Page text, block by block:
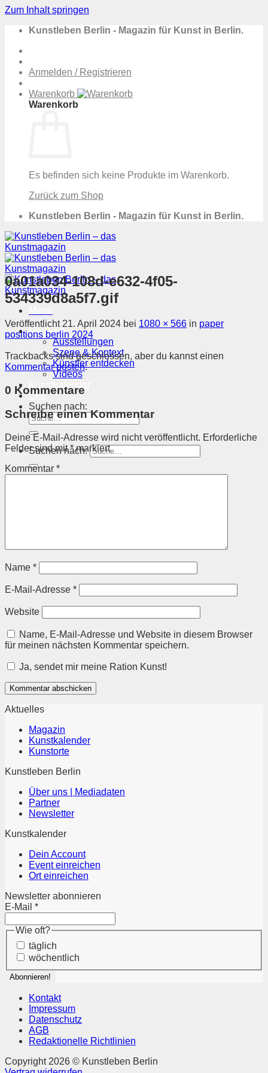
Zum Inhalt springen
Kunstleben Berlin - Magazin für Kunst in Berlin.
Anmelden / Registrieren
Warenkorb
Warenkorb
Es befinden sich keine Produkte im Warenkorb.
Zurück zum Shop
Kunstleben Berlin - Magazin für Kunst in Berlin.
Magazin
Ausstellungen
Szene & Kontext
Künstler entdecken
Videos
Kunstkalender
Orte
Suchen nach:
Suchen nach:
0a01a034-108d-e632-4f05-
534339d8a5f7.gif
Veröffentlicht 21. April 2024 bei 1080 × 566 in paper
positions berlin 2024
Trackbacks sind geschlossen, aber du kannst einen
Kommentar posten.
0 Kommentare
Schreibe einen Kommentar
Deine E-Mail-Adresse wird nicht veröffentlicht. Erforderliche
Felder sind mit*markiert
Kommentar *
Name *
E-Mail-Adresse *
Website
Name, E-Mail-Adresse und Website in diesem Browser
für meinen nächsten Kommentar speichern.
Ja, sendet mir meine Ration Kunst!
Aktuelles
Magazin
Kunstkalender
Kunstorte
Kunstleben Berlin
Über uns | Mediadaten
Partner
Newsletter
Kunstkalender
Dein Account
Event einreichen
Ort einreichen
Newsletter abonnieren
E-Mail *
Wie oft?
täglich
wöchentlich
Kontakt
Impressum
Datenschutz
AGB
Redaktionelle Richtlinien
Copyright 2026 © Kunstleben Berlin